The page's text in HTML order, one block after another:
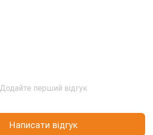
Додайте перший відгук
Написати відгук